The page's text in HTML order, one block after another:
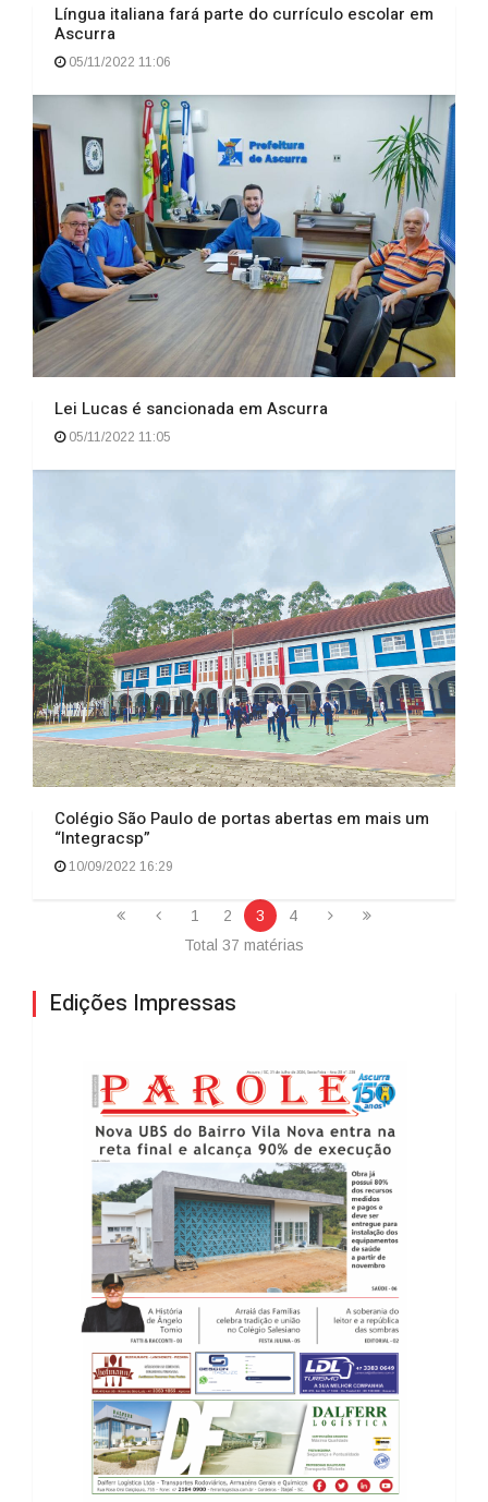
Língua italiana fará parte do currículo escolar em
Ascurra
05/11/2022 11:06
Lei Lucas é sancionada em Ascurra
05/11/2022 11:05
Colégio São Paulo de portas abertas em mais um
“Integracsp”
10/09/2022 16:29
1 2 3
4
Total 37 matérias
Edições Impressas